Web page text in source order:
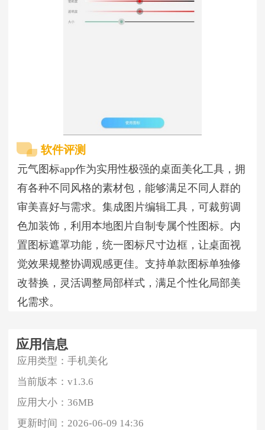
软件评测
元气图标app作为实用性极强的桌面美化工具，拥
有各种不同风格的素材包，能够满足不同人群的
审美喜好与需求。集成图片编辑工具，可裁剪调
色加装饰，利用本地图片自制专属个性图标。内
置图标遮罩功能，统一图标尺寸边框，让桌面视
觉效果规整协调观感更佳。支持单款图标单独修
改替换，灵活调整局部样式，满足个性化局部美
化需求。
应用信息
应用类型：手机美化
当前版本：v1.3.6
应用大小： 36MB
更新时间：2026-06-09 14:36